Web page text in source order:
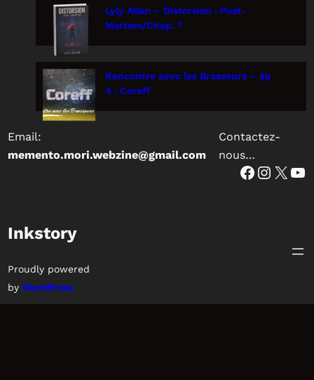
Lyly Allan – Distorsion : Post-
Mortem/Chap. 7
Rencontre avec les Brasseurs – ép
4 : Coreff
Email:
memento.mori.webzine@gmail.com
Contactez-
nous…
Facebook Instagram X YouTube
Inkstory
Proudly powered
by WordPress